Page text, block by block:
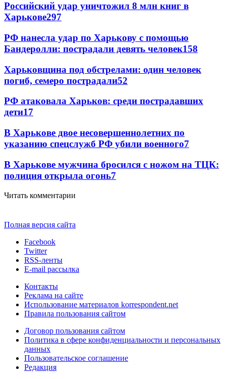
Российский удар уничтожил 8 млн книг в
Харькове297
РФ нанесла удар по Харькову с помощью
Бандеролли: пострадали девять человек158
Харьковщина под обстрелами: один человек
погиб, семеро пострадали52
РФ атаковала Харьков: среди пострадавших
дети17
В Харькове двое несовершеннолетних по
указанию спецслужб РФ убили военного7
В Харькове мужчина бросился с ножом на ТЦК:
полиция открыла огонь7
Читать комментарии
Полная версия сайта
Facebook
Twitter
RSS-ленты
E-mail рассылка
Контакты
Реклама на сайте
Использование материалов korrespondent.net
Правила пользования сайтом
Договор пользования сайтом
Политика в сфере конфиденциальности и персональных
данных
Пользовательское соглашение
Редакция